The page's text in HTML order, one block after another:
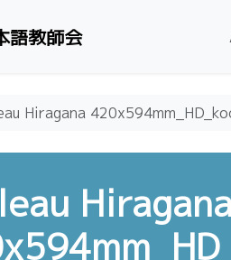
語教師会
Hiragana